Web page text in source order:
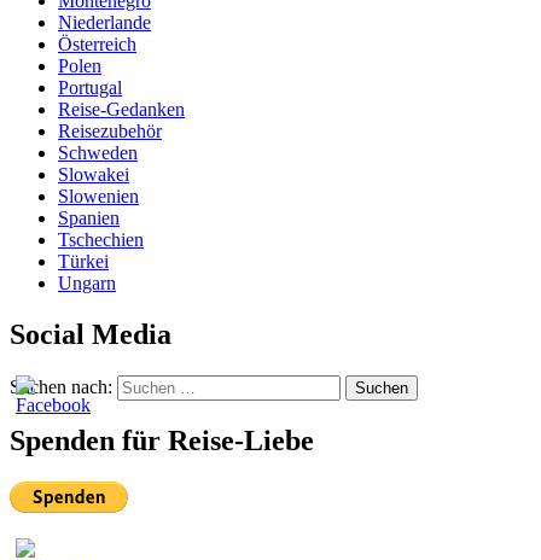
Niederlande
Österreich
Polen
Portugal
Reise-Gedanken
Reisezubehör
Schweden
Slowakei
Slowenien
Spanien
Tschechien
Türkei
Ungarn
Social Media
Suchen nach: Suchen
Spenden für Reise-Liebe